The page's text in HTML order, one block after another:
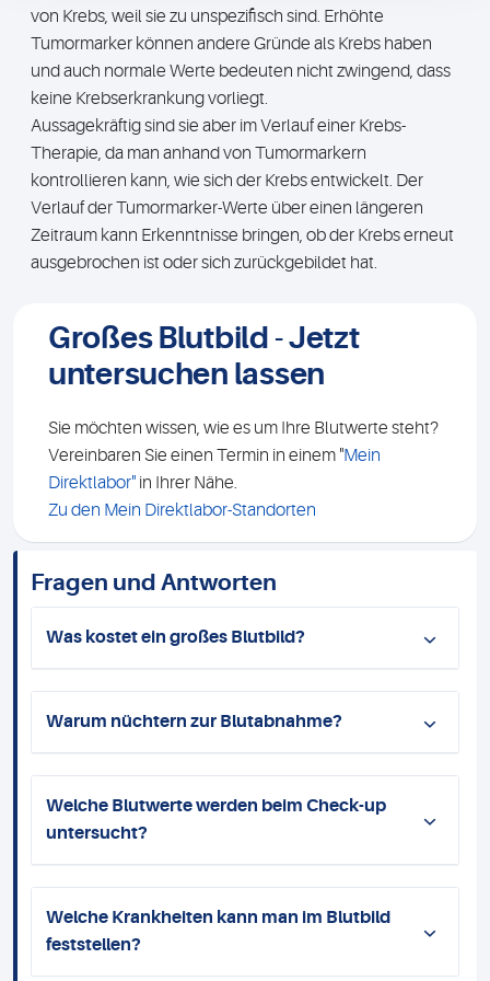
von Krebs, weil sie zu unspezifisch sind. Erhöhte
Tumormarker können andere Gründe als Krebs haben
und auch normale Werte bedeuten nicht zwingend, dass
keine Krebserkrankung vorliegt.
Aussagekräftig sind sie aber im Verlauf einer Krebs-
Therapie, da man anhand von Tumormarkern
kontrollieren kann, wie sich der Krebs entwickelt. Der
Verlauf der Tumormarker-Werte über einen längeren
Zeitraum kann Erkenntnisse bringen, ob der Krebs erneut
ausgebrochen ist oder sich zurückgebildet hat.
Großes Blutbild - Jetzt
untersuchen lassen
Sie möchten wissen, wie es um Ihre Blutwerte steht?
Vereinbaren Sie einen Termin in einem "Mein
Direktlabor" in Ihrer Nähe.
Zu den Mein Direktlabor-Standorten
Fragen und Antworten
Was kostet ein großes Blutbild?
Warum nüchtern zur Blutabnahme?
Welche Blutwerte werden beim Check-up
untersucht?
Welche Krankheiten kann man im Blutbild
feststellen?